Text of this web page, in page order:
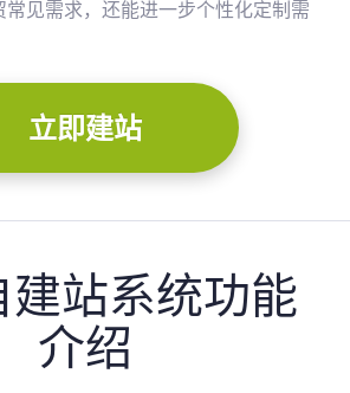
见需求，还能进一步个性化定制需
立即建站
站系统功能
介绍